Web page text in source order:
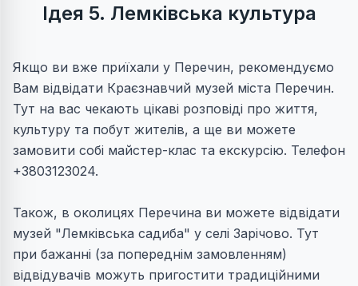
Ідея 5. Лемківська культура
Якщо ви вже приїхали у Перечин, рекомендуємо
Вам відвідати Краєзнавчий музей міста Перечин.
Тут на вас чекають цікаві розповіді про життя,
культуру та побут жителів, а ще ви можете
замовити собі майстер-клас та екскурсію. Телефон
+3803123024.
Також, в околицях Перечина ви можете відвідати
музей "Лемківська садиба" у селі Зарічово. Тут
при бажанні (за попереднім замовленням)
відвідувачів можуть пригостити традиційними